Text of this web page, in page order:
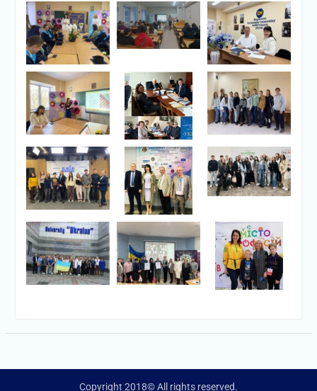
Copyright 2018© All rights reserved.